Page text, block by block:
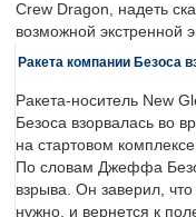
Crew Dragon, надеть
возможной экстренной
Ракета компании Безоса
Ракета-носитель New
Безоса взорвалась во
на стартовом
По словам Джеффа
взрыва. Он заверил,
нужно, и вернется к